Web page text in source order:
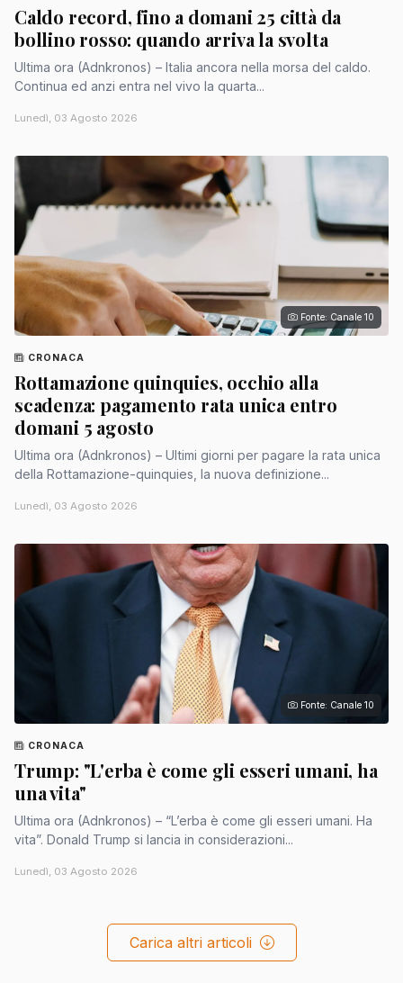
Caldo record, fino a domani 25 città da
bollino rosso: quando arriva la svolta
Ultima ora (Adnkronos) – Italia ancora nella morsa del caldo.
Continua ed anzi entra nel vivo la quarta...
Lunedì, 03 Agosto 2026
Fonte: Canale 10
CRONACA
Rottamazione quinquies, occhio alla
scadenza: pagamento rata unica entro
domani 5 agosto
Ultima ora (Adnkronos) – Ultimi giorni per pagare la rata unica
della Rottamazione-quinquies, la nuova definizione...
Lunedì, 03 Agosto 2026
Fonte: Canale 10
CRONACA
Trump: "L'erba è come gli esseri umani, ha
una vita"
Ultima ora (Adnkronos) – “L’erba è come gli esseri umani. Ha
vita”. Donald Trump si lancia in considerazioni...
Lunedì, 03 Agosto 2026
Carica altri articoli